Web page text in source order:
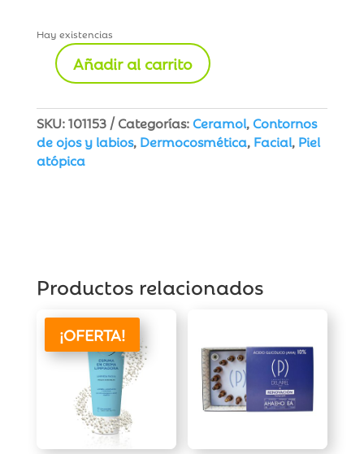
Hay existencias
Ceramol
de
Ojos
y
Párpados
Añadir al carrito
SKU:101153 Categorías:Ceramol,Contornos
de ojos y labios, Dermocosmética, Facial, Piel
atópica
Productos relacionados
¡OFERTA!